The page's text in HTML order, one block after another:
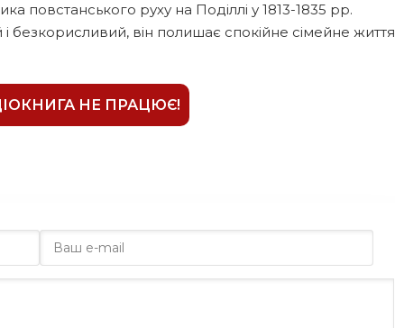
повстанського руху на Поділлі у 1813-1835 рр.
безкорисливий, він полишає спокійне сімейне життя
НЕ ПРАЦЮЄ!